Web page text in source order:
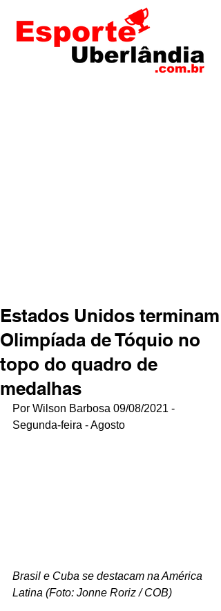
Estados Unidos terminam
Olimpíada de Tóquio no
topo do quadro de
medalhas
Por Wilson Barbosa 09/08/2021 -
Segunda-feira - Agosto
Brasil e Cuba se destacam na América
Latina (Foto: Jonne Roriz / COB)